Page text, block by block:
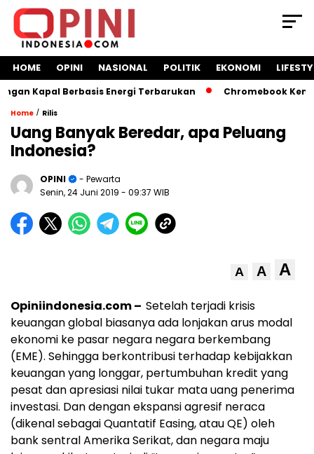
HOME OPINI NASIONAL POLITIK EKONOMI
Kapal Berbasis Energi Terbarukan Chromebook
Home / Rilis
Uang Banyak Beredar, apa Peluang
Indonesia?
OPINI
- Pewarta
Senin, 24 Juni 2019 - 09:37 WIB
A A A
Opiniindonesia.com – Setelah terjadi krisis
keuangan global biasanya ada lonjakan arus modal
ekonomi ke pasar negara negara berkembang
(EME). Sehingga berkontribusi terhadap kebijakkan
keuangan yang longgar, pertumbuhan kredit yang
pesat dan apresiasi nilai tukar mata uang penerima
investasi. Dan dengan ekspansi agresif neraca
(dikenal sebagai Quantatif Easing, atau QE) oleh
bank sentral Amerika Serikat, dan negara maju